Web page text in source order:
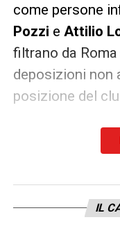
come persone
Pozzi e Attilio
filtrano da
deposizioni non
posizione del
Rischio
Ora si apre la
Antonio Romei
IL